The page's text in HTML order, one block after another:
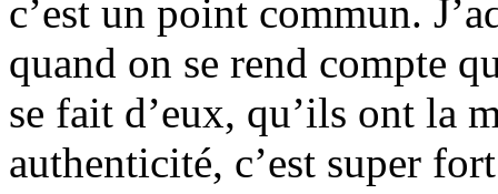
c’est un point commun.
quand on se rend compte
se fait d’eux, qu’ils ont la
authenticité, c’est super